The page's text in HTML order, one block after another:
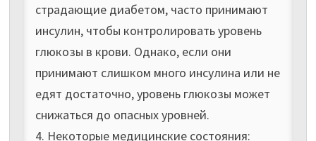
страдающие диабетом, часто принимают
инсулин, чтобы контролировать уровень
глюкозы в крови. Однако, если они
принимают слишком много инсулина или не
едят достаточно, уровень глюкозы может
снижаться до опасных уровней.
4. Некоторые медицинские состояния: